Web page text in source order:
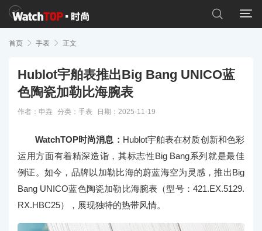


首页  手表  正文
Hublot宇舶表推出Big Bang UNICO蓝
色陶瓷加勒比海腕表
作者：申垚 分类： 手表 日期：2025-11-19
WatchTOP时尚消息： Hublot宇舶表在材质创新和色彩
运用方面有着精深造诣，其标志性Big Bang系列就是最佳
例证。如今，品牌以加勒比海的蔚蓝海空为灵感，推出Big
Bang UNICO蓝色陶瓷加勒比海腕表（型号：421.EX.5129.
RX.HBC25），展现独特的热带风情。